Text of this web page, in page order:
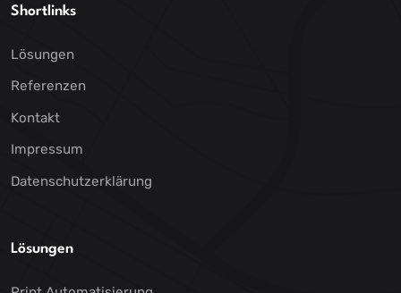
Shortlinks
Lösungen
Referenzen
Kontakt
Impressum
Datenschutzerklärung
Lösungen